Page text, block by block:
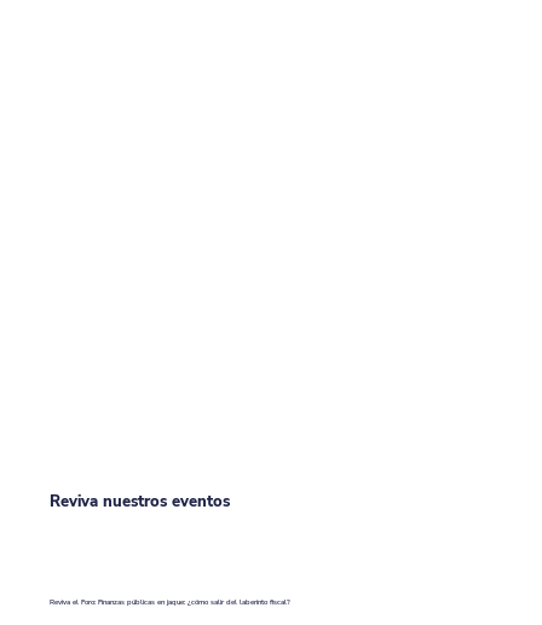
Reviva el Foro: Finanzas públicas en jaque: ¿cómo salir del laberinto fiscal?
Reviva nuestros eventos